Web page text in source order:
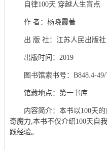
自律100天 穿越人生盲点
作 者：杨晓霞著
出 版 社：江苏人民出版社
出版时间：2019
图书馆索书号：B848.4-
馆藏地点：第一书库
内容简介：本书以100天
奇魔力,本书不仅介绍100天自
践经验。